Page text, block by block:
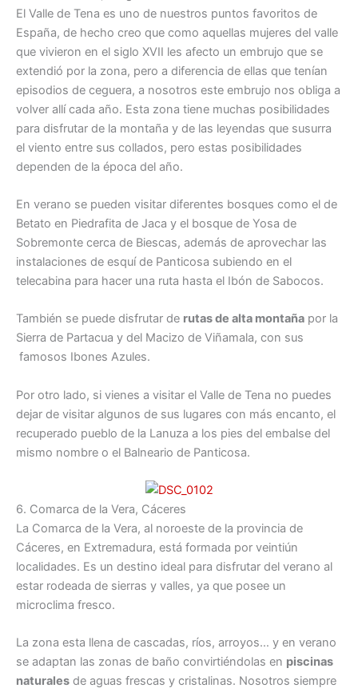
El Valle de Tena es uno de nuestros puntos favoritos de
España, de hecho creo que como aquellas mujeres del valle
que vivieron en el siglo XVII les afecto un embrujo que se
extendió por la zona, pero a diferencia de ellas que tenían
episodios de ceguera, a nosotros este embrujo nos obliga a
volver allí cada año. Esta zona tiene muchas posibilidades
para disfrutar de la montaña y de las leyendas que susurra
el viento entre sus collados, pero estas posibilidades
dependen de la época del año.
En verano se pueden visitar diferentes bosques como el de
Betato en Piedrafita de Jaca y el bosque de Yosa de
Sobremonte cerca de Biescas, además de aprovechar las
instalaciones de esquí de Panticosa subiendo en el
telecabina para hacer una ruta hasta el Ibón de Sabocos.
También se puede disfrutar de rutas de alta montaña por la
Sierra de Partacua y del Macizo de Viñamala, con sus
famosos Ibones Azules.
Por otro lado, si vienes a visitar el Valle de Tena no puedes
dejar de visitar algunos de sus lugares con más encanto, el
recuperado pueblo de la Lanuza a los pies del embalse del
mismo nombre o el Balneario de Panticosa.
6. Comarca de la Vera, Cáceres
La Comarca de la Vera, al noroeste de la provincia de
Cáceres, en Extremadura, está formada por veintiún
localidades. Es un destino ideal para disfrutar del verano al
estar rodeada de sierras y valles, ya que posee un
microclima fresco.
La zona esta llena de cascadas, ríos, arroyos… y en verano
se adaptan las zonas de baño convirtiéndolas en piscinas
naturales de aguas frescas y cristalinas. Nosotros siempre